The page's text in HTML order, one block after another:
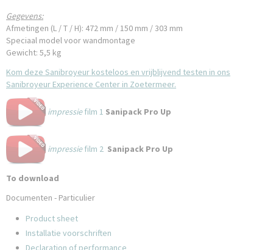
Gegevens:
Afmetingen (L / T / H): 472 mm / 150 mm / 303 mm
Speciaal model voor wandmontage
Gewicht: 5,5 kg
Kom deze Sanibroyeur kosteloos en vrijblijvend testen in ons
Sanibroyeur Experience Center in Zoetermeer.
impressiefilm 1 Sanipack Pro Up
impressiefilm 2 Sanipack Pro Up
To download
Documenten - Particulier
Product sheet
Installatie voorschriften
Declaration of performance